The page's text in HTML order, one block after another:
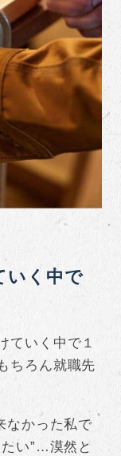
いく中で
ていく中で１
ちろん就職先
なかった私で
い”…漠然と